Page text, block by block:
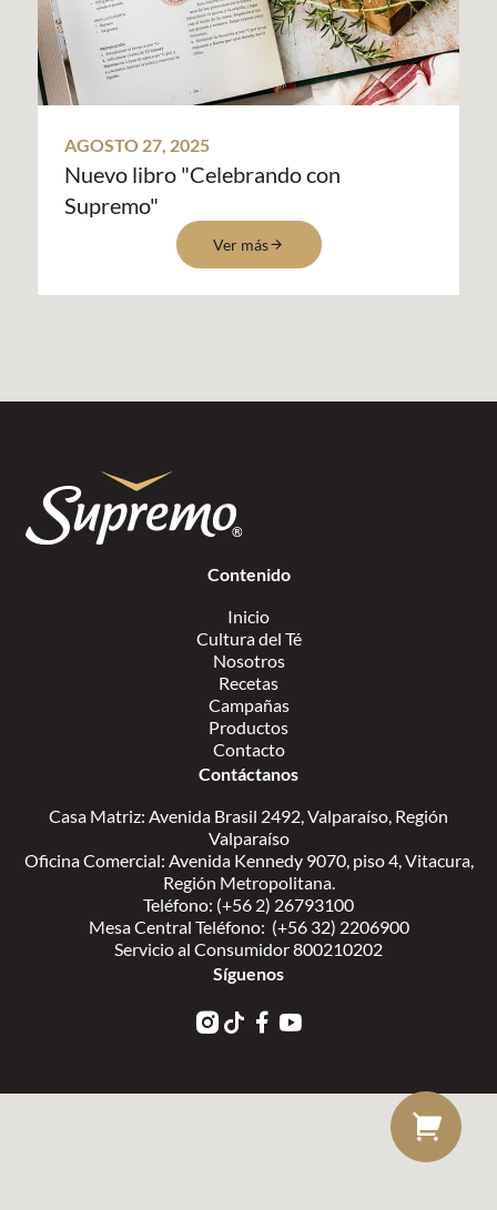
AGOSTO 27, 2025
Nuevo libro "Celebrando con
Supremo"
Ver más
Contenido
Inicio
Cultura del Té
Nosotros
Recetas
Campañas
Productos
Contacto
Contáctanos
Casa Matriz: Avenida Brasil 2492, Valparaíso, Región
Valparaíso
Oficina Comercial: Avenida Kennedy 9070, piso 4, Vitacura,
Región Metropolitana.
Teléfono: (+56 2) 26793100
Mesa Central Teléfono: (+56 32) 2206900
Servicio al Consumidor 800210202
Síguenos